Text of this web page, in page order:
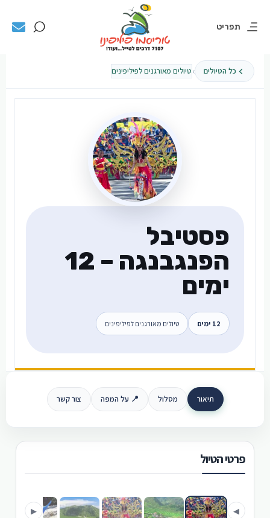
תפריט
כל הטיולים ›טיולים מאורגנים לפיליפינים
פסטיבל
הפנגבנגה – 12
ימים
12 ימים טיולים מאורגנים לפיליפינים
תיאור מסלול 📍 על המפה צור קשר
פרטי הטיול
◀
▶